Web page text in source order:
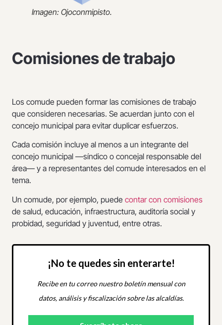
Imagen: Ojoconmipisto.
Comisiones de trabajo
Los comude pueden formar las comisiones de trabajo
que consideren necesarias. Se acuerdan junto con el
concejo municipal para evitar duplicar esfuerzos.
Cada comisión incluye al menos a un integrante del
concejo municipal —síndico o concejal responsable del
área— y a representantes del comude interesados en el
tema.
Un comude, por ejemplo, puede contar con comisiones
de salud, educación, infraestructura, auditoría social y
probidad, seguridad y juventud, entre otras.
¡No te quedes sin enterarte!
Recibe en tu correo nuestro boletín mensual con
datos, análisis y fiscalización sobre las alcaldías.